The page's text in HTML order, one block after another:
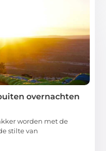
overnachten
worden met de
stilte van